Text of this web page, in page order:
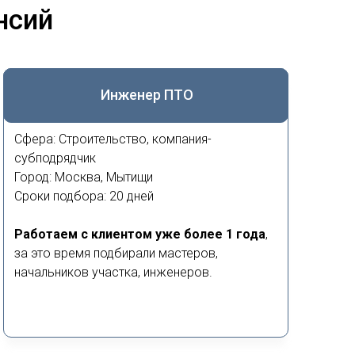
Инженер ПТО
Сфера: Строительство, компания-
субподрядчик
Город: Москва, Мытищи
Сроки подбора: 20 дней
Работаем с клиентом уже более 1 года,
за это время подбирали мастеров,
начальников участка, инженеров.